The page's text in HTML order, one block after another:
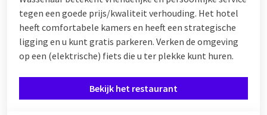
tegen een goede prijs/kwaliteit verhouding. Het hotel
heeft comfortabele kamers en heeft een strategische
ligging en u kunt gratis parkeren. Verken de omgeving
op een (elektrische) fiets die u ter plekke kunt huren.
Bekijk het restaurant